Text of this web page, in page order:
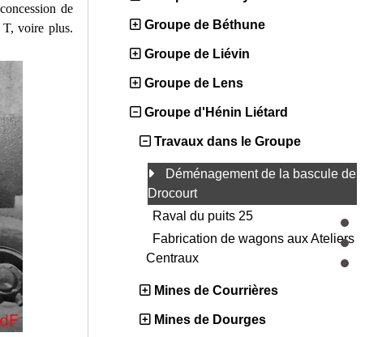
de
T, voire plus.
Groupe de Béthune
Groupe de Liévin
Groupe de Lens
Groupe d'Hénin Liétard
Travaux dans le Groupe
Déménagement de la bascule de
Drocourt
Raval du puits 25
Fabrication de wagons aux Ateliers
Centraux
Mines de Courrières
Mines de Dourges